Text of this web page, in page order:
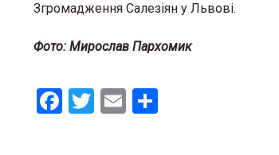
Згромадження Салезіян у Львові.
Фото: Мирослав Пархомик
F
T
E